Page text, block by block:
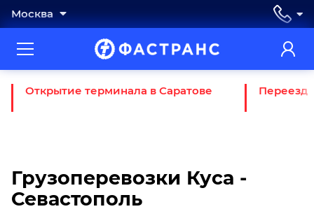
Москва
Открытие терминала в Саратове Переезд
Грузоперевозки Куса -
Севастополь